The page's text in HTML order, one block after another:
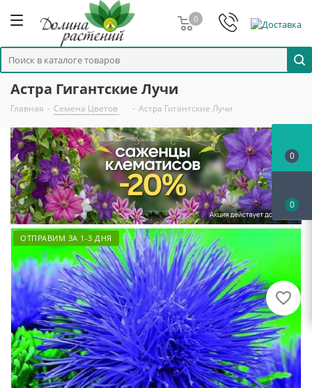
0
Астра Гигантские Лучи
Главная - Семена Цветов - Астра Гигантские Лучи
ОТПРАВИМ ЗА 1-3 ДНЯ
0
0